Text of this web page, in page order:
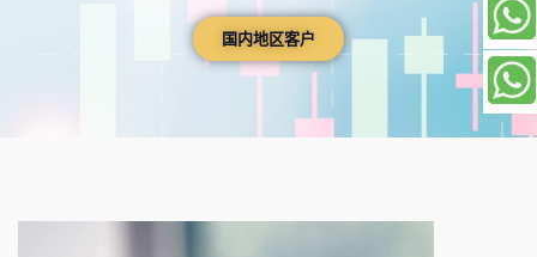
国内地区客户